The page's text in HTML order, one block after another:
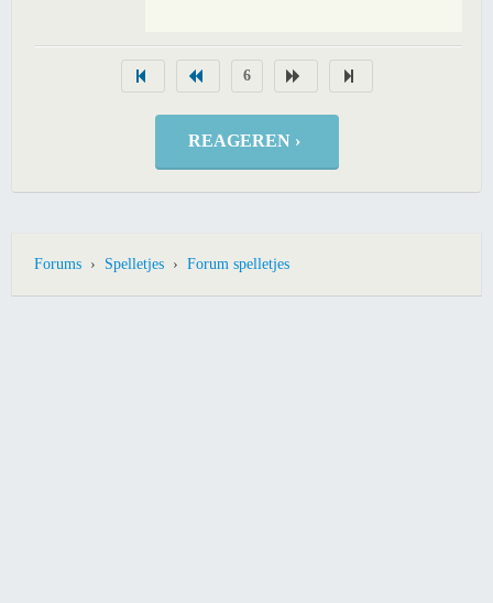
6
REAGEREN ›
Forums › Spelletjes › Forum spelletjes